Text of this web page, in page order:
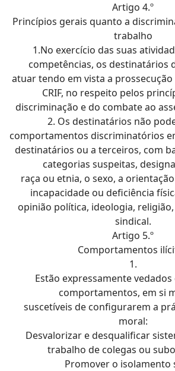
Artigo 4.º
Princípios gerais quanto a
trabalho
1.No exercício das suas
competências, os destinatários
atuar tendo em vista a
CRIF, no respeito pelos
discriminação e do combate ao
2. Os destinatários não
comportamentos discriminatórios
destinatários ou a terceiros, com
categorias suspeitas,
raça ou etnia, o sexo, a
incapacidade ou deficiência
opinião política, ideologia,
sindical.
Artigo 5.º
Comportamentos
1.
Estão expressamente
comportamentos, em si
suscetíveis de configurarem a
moral:
Desvalorizar e desqualificar
trabalho de colegas ou
Promover o isolamento